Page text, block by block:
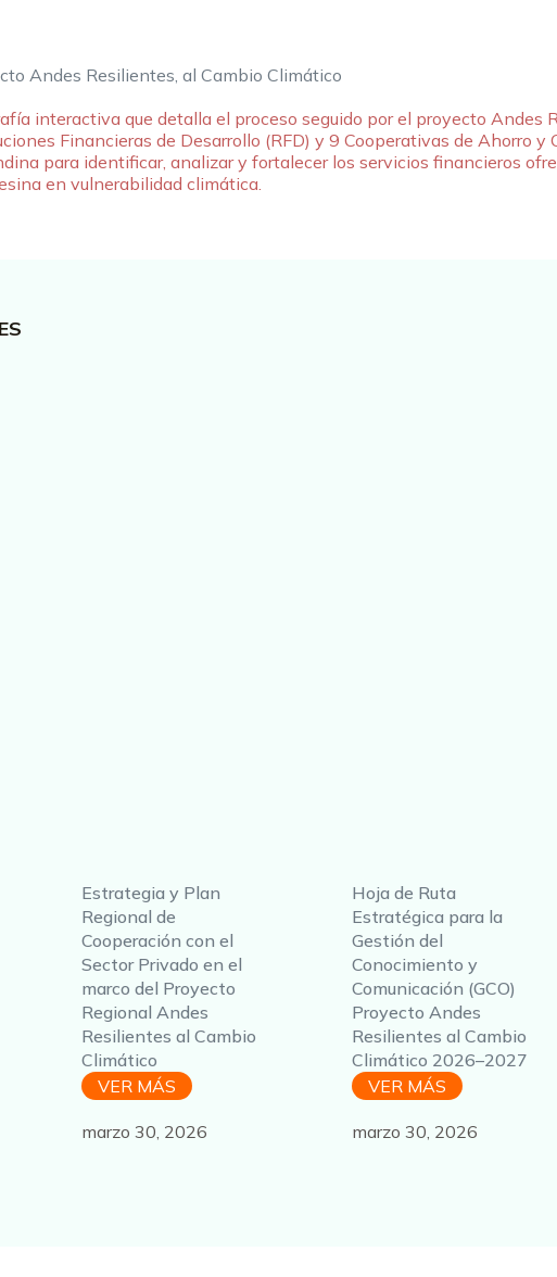
Andes Resilientes, al Cambio Climático
interactiva que detalla el proceso seguido por el proyecto Andes
Financieras de Desarrollo (RFD) y 9 Cooperativas de Ahorro y
para identificar, analizar y fortalecer los servicios financieros
en vulnerabilidad climática.
Estrategia y Plan
Regional de
Cooperación con el
Sector Privado en el
marco del Proyecto
Regional Andes
Resilientes al Cambio
Climático
VER MÁS
marzo 30, 2026
Hoja de Ruta
Estratégica para la
Gestión del
Conocimiento y
Comunicación (GCO)
Proyecto Andes
Resilientes al Cambio
Climático 2026–2027
VER MÁS
marzo 30, 2026